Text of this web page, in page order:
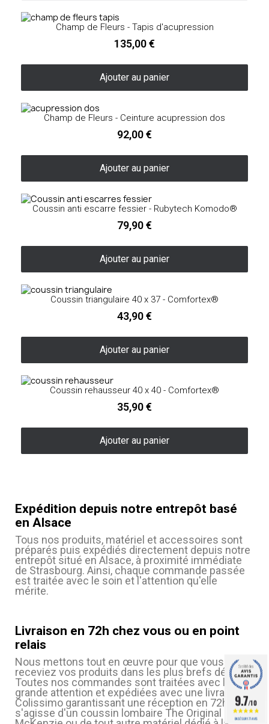
Champ de Fleurs - Tapis d'acupression
135,00 €
Ajouter au panier
Champ de Fleurs - Ceinture acupression dos
92,00 €
Ajouter au panier
Coussin anti escarre fessier - Rubytech Komodo®
79,90 €
Ajouter au panier
Coussin triangulaire 40 x 37 - Comfortex®
43,90 €
Ajouter au panier
Coussin rehausseur 40 x 40 - Comfortex®
35,90 €
Ajouter au panier
Expédition depuis notre entrepôt basé
en Alsace
Tous nos produits, matériel et accessoires sont
préparés puis expédiés directement depuis notre
entrepôt situé en Alsace, à proximité immédiate
de Strasbourg. Ainsi, chaque commande passée
est traitée avec le soin et l'attention qu'elle
mérite.
Livraison en 72h chez vous ou en point
relais
Nous mettons tout en œuvre pour que vous
receviez vos produits dans les plus brefs délais.
Toutes nos commandes sont traitées avec la plus
grande attention et expédiées avec une livraison
Colissimo garantissant une réception en 72h. Qu'il
s'agisse d'un coussin lombaire The Original
9.7/10
BASÉ SUR 177 AVIS